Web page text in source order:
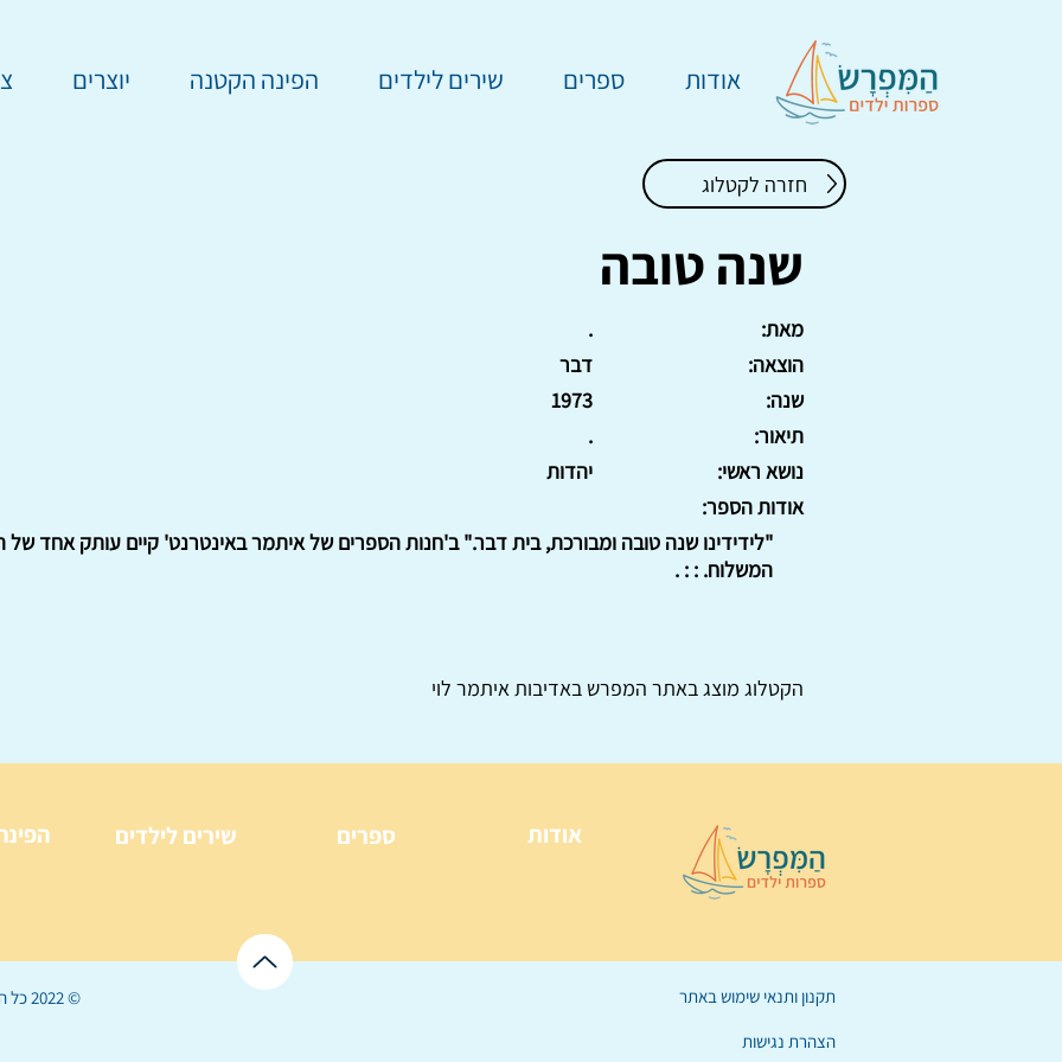
אודות ספרים שירים לילדים הפינה הקטנה יוצרים
חזרה לקטלוג
שנה טובה
.
מאת:
דבר
הוצאה:
1973
שנה:
.
תיאור:
יהדות
נושא ראשי:
אודות הספר:
המשלוח. : : .
הקטלוג מוצג באתר המפרש באדיבות איתמר לוי
שירים לילדים ספרים אודות
© 2022 כל הזכויות שמורות ל
תקנון ותנאי שימוש באתר
הצהרת נגישות